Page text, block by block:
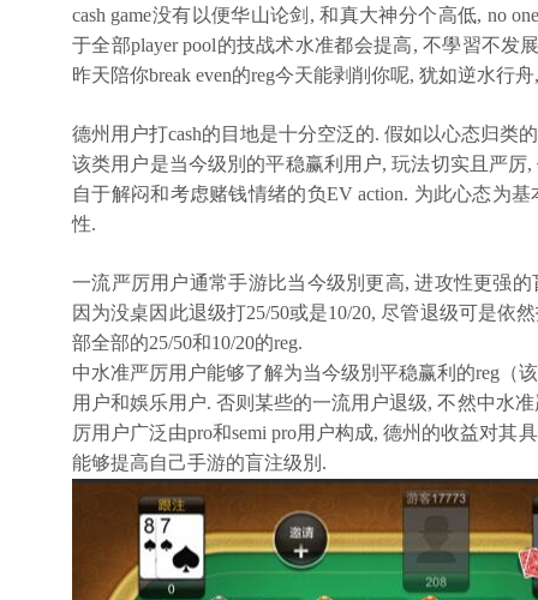
cash game没有以便华山论剑, 和真大神分个高低, no
于全部player pool的技战术水准都会提高, 不學習不发
昨天陪你break even的reg今天能剥削你呢, 犹如逆水行
德州用户打cash的目地是十分空泛的. 假如以心态归类
该类用户是当今级別的平稳赢利用户, 玩法切实且严
自于解闷和考虑赌钱情绪的负EV action. 为此心态为
性.
一流严厉用户通常手游比当今级別更高, 进攻性更强
因为没桌因此退级打25/50或是10/20, 尽管退级可是依
部全部的25/50和10/20的reg.
中水准严厉用户能够了解为当今级別平稳赢利的reg（
用户和娛乐用户. 否则某些的一流用户退级, 不然中水
厉用户广泛由pro和semi pro用户构成, 德州的收益对其
能够提高自己手游的盲注级別.